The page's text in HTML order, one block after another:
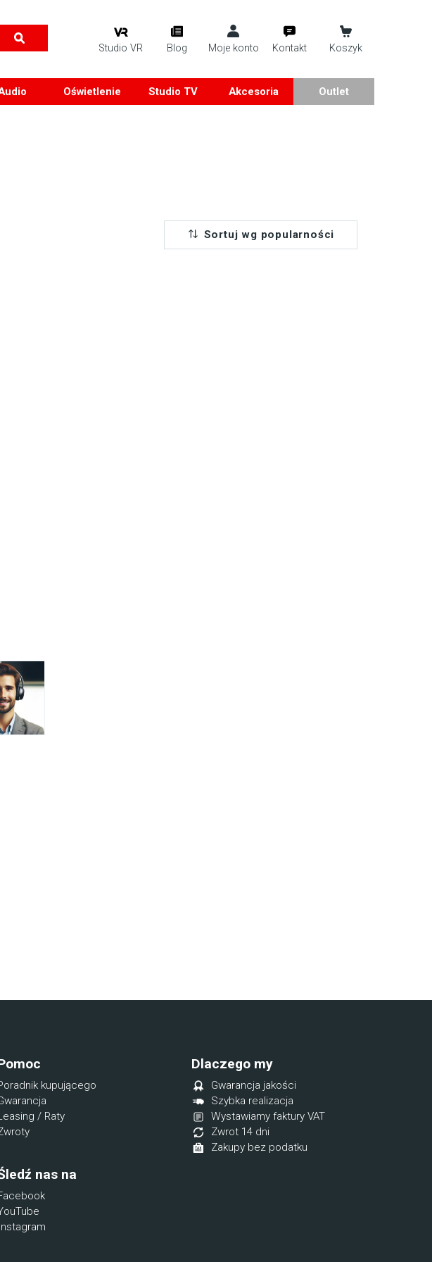
Studio VR Blog Moje konto Kontakt Koszyk
Oświetlenie Studio TV Akcesoria Outlet
Sortuj wg popularności
kupującego
/ Raty
Dlaczego my
Gwarancja jakości
Szybka realizacja
Wystawiamy faktury VAT
Zwrot 14 dni
Zakupy bez podatku
nas na